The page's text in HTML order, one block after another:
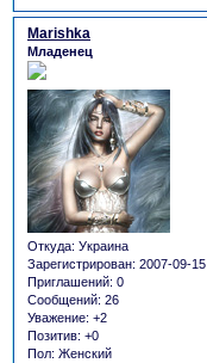
Marishka
Младенец
Откуда: Украина
Зарегистрирован: 2007-09-15
Приглашений: 0
Сообщений: 26
Уважение: +2
Позитив: +0
Пол: Женский